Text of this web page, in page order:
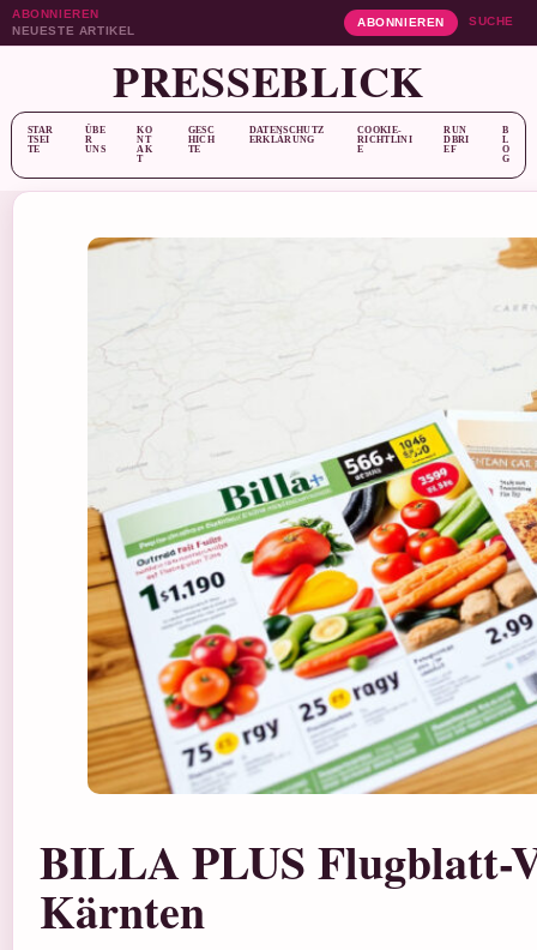
ABONNIEREN
NEUESTE ARTIKEL
ABONNIEREN SUCHE
PRESSEBLICK
STAR
TSEI
TE
ÜBE
R
UNS
KO
NT
AK
T
GESC
HICH
TE
DATENSCHUTZ
ERKLÄRUNG
COOKIE-
RICHTLINI
E
RUN
DBRI
EF
B
L
O
G
BILLA PLUS Flugblatt-
Kärnten